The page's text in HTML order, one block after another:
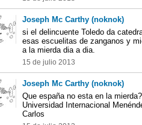
Joseph Mc Carthy (noknok)
si el delincuente Toledo da
esas escuelitas de zanganos y
a la mierda dia a dia.
15 de julio 2013
Joseph Mc Carthy (noknok)
Que españa no esta en la
Universidad Internacional
Carlos